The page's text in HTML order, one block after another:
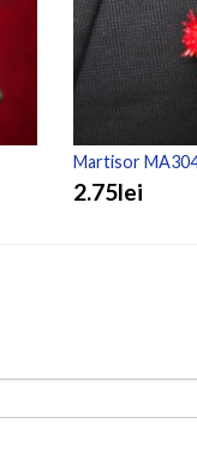
Martisor
2.75lei